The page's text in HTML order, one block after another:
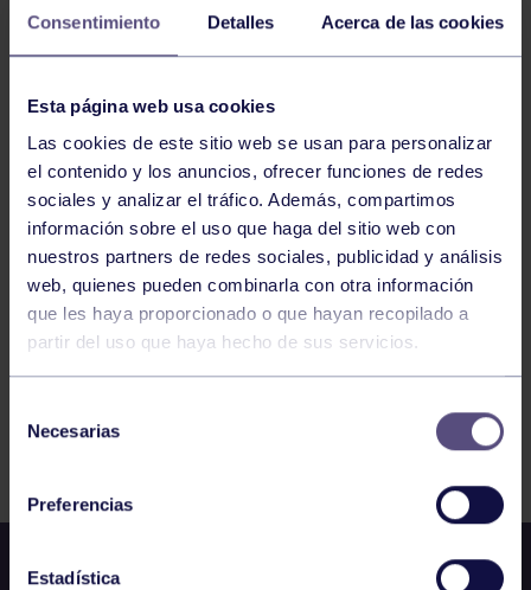
Consentimiento Detalles Acerca de las cookies
Esta página web usa cookies
Las cookies de este sitio web se usan para personalizar
el contenido y los anuncios, ofrecer funciones de redes
sociales y analizar el tráfico. Además, compartimos
información sobre el uso que haga del sitio web con
nuestros partners de redes sociales, publicidad y análisis
web, quienes pueden combinarla con otra información
que les haya proporcionado o que hayan recopilado a
partir del uso que haya hecho de sus servicios.
Necesarias
Preferencias
Estadística
SEMIFINALES: RGCC – VALENCIA CH
15:45h HOCKEY
CTO ESPAÑA SALA 1ª DIV. MASC.
SEMIFINALES: RGCC – CLUB DE CAMPO
1119 1120 1121 1122 1123
1124
1125
FILTRAR